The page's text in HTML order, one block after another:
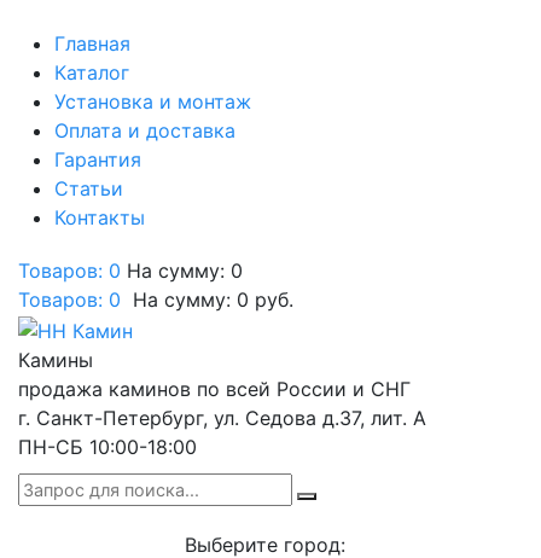
Главная
Каталог
Установка и монтаж
Оплата и доставка
Гарантия
Статьи
Контакты
Товаров: 0 На сумму: 0
Товаров: 0 На сумму: 0 руб.
Камины
продажа каминов по всей России и СНГ
г. Санкт-Петербург, ул. Седова д.37, лит. А
ПН-СБ 10:00-18:00
Выберите город: